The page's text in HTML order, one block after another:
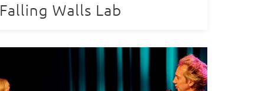
Falling Walls Lab